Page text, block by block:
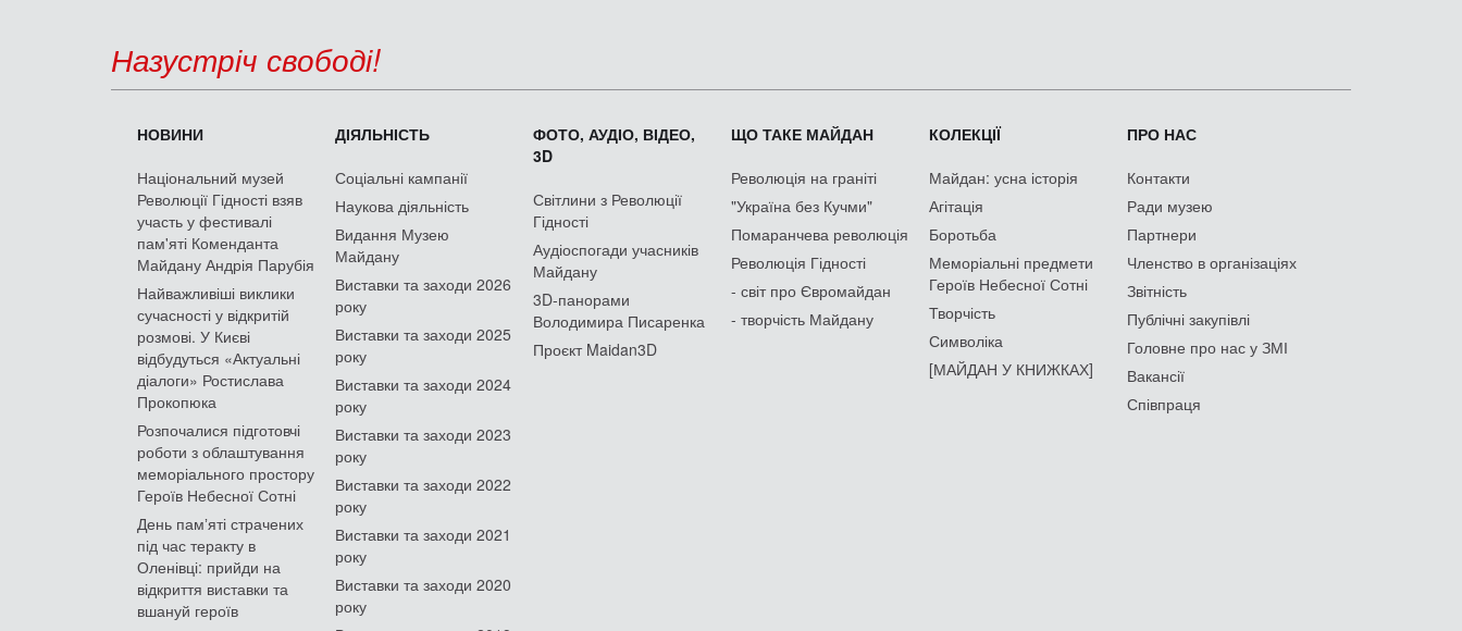
Назустріч свободі!
НОВИНИ
Національний музей
Революції Гідності взяв
участь у фестивалі
пам'яті Коменданта
Майдану Андрія Парубія
Найважливіші виклики
сучасності у відкритій
розмові. У Києві
відбудуться «Актуальні
діалоги» Ростислава
Прокопюка
Розпочалися підготовчі
роботи з облаштування
меморіального простору
Героїв Небесної Сотні
День памʼяті страчених
під час теракту в
Оленівці: прийди на
відкриття виставки та
вшануй героїв
ДІЯЛЬНІСТЬ
Соціальні кампанії
Наукова діяльність
Видання Музею
Майдану
Виставки та заходи 2026
року
Виставки та заходи 2025
року
Виставки та заходи 2024
року
Виставки та заходи 2023
року
Виставки та заходи 2022
року
Виставки та заходи 2021
року
Виставки та заходи 2020
року
ФОТО, АУДІО, ВІДЕО,
3D
Світлини з Революції
Гідності
Аудіоспогади учасників
Майдану
3D-панорами
Володимира Писаренка
Проєкт Maidan3D
ЩО ТАКЕ МАЙДАН
Революція на граніті
"Україна без Кучми"
Помаранчева революція
Революція Гідності
- світ про Євромайдан
- творчість Майдану
КОЛЕКЦІЇ
Майдан: усна історія
Агітація
Боротьба
Меморіальні предмети
Героїв Небесної Сотні
Творчість
Символіка
[МАЙДАН У КНИЖКАХ]
ПРО НАС
Контакти
Ради музею
Партнери
Членство в організаціях
Звітність
Публічні закупівлі
Головне про нас у ЗМІ
Вакансії
Співпраця